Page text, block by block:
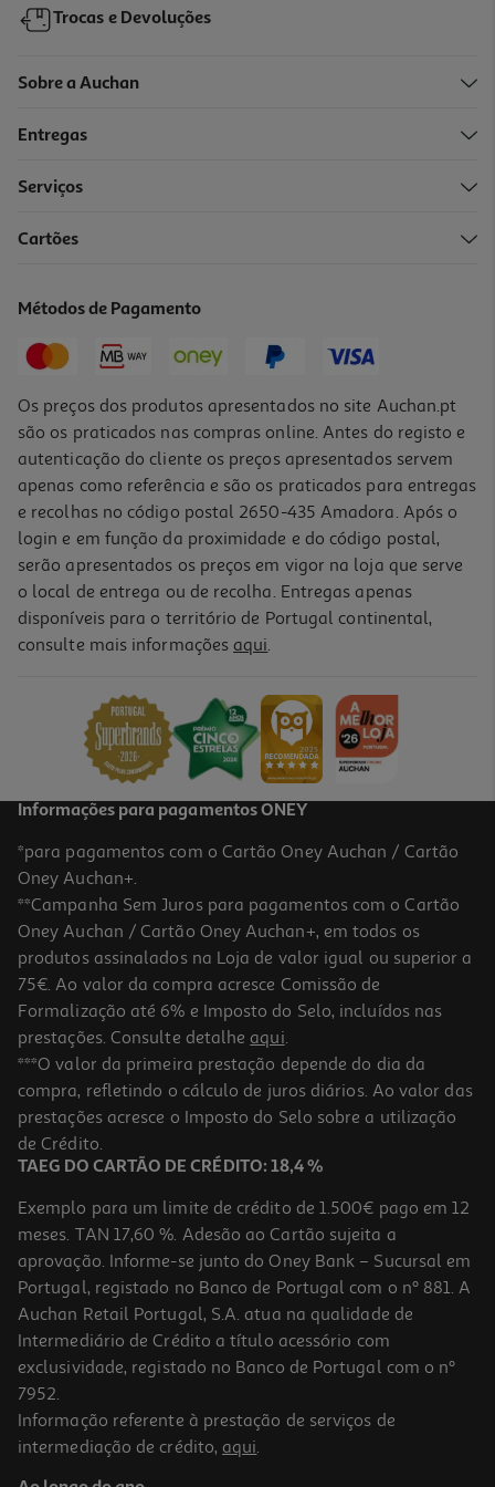
-10%
9,99 € PVP de editor
-10%
Livro Os Frutos - O Meu Livro De Cheiros E Cores
PVP de editor
12,51 €
-10%
Livro Livro E Luva
13.49 €/un
14,99 € PVP de editor
13,49 €
-10%
Livro Livro E Luva
Trocas e Devoluções
Sobre a Auchan
Entregas
Serviços
Cartões
Métodos de Pagamento
Os preços dos produtos apresentados no site Auchan.pt
são os praticados nas compras online. Antes do registo e
autenticação do cliente os preços apresentados servem
apenas como referência e são os praticados para entregas
e recolhas no código postal 2650-435 Amadora. Após o
login e em função da proximidade e do código postal,
serão apresentados os preços em vigor na loja que serve
o local de entrega ou de recolha. Entregas apenas
disponíveis para o território de Portugal continental,
consulte mais informações aqui.
Informações para pagamentos ONEY
*para pagamentos com o Cartão Oney Auchan / Cartão
Oney Auchan+.
**Campanha Sem Juros para pagamentos com o Cartão
Oney Auchan / Cartão Oney Auchan+, em todos os
produtos assinalados na Loja de valor igual ou superior a
75€. Ao valor da compra acresce Comissão de
Formalização até 6% e Imposto do Selo, incluídos nas
prestações. Consulte detalhe aqui.
***O valor da primeira prestação depende do dia da
compra, refletindo o cálculo de juros diários. Ao valor das
prestações acresce o Imposto do Selo sobre a utilização
de Crédito.
TAEG DO CARTÃO DE CRÉDITO: 18,4 %
Exemplo para um limite de crédito de 1.500€ pago em 12
meses. TAN 17,60 %. Adesão ao Cartão sujeita a
aprovação. Informe-se junto do Oney Bank – Sucursal em
Portugal, registado no Banco de Portugal com o nº 881. A
Auchan Retail Portugal, S.A. atua na qualidade de
Intermediário de Crédito a título acessório com
exclusividade, registado no Banco de Portugal com o nº
7952.
Informação referente à prestação de serviços de
intermediação de crédito, aqui.